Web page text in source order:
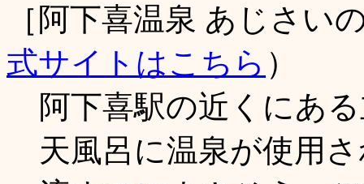
［阿下喜温泉 あじさい
式サイトはこちら ）
阿下喜駅の近くにあ
天風呂に温泉が使用